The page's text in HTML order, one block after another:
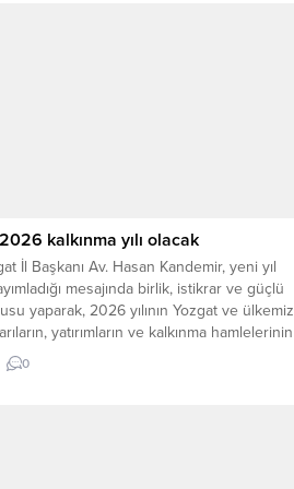
kalkınma yılı olacak
İl Başkanı Av. Hasan Kandemir, yeni yıl
mesajında birlik, istikrar ve güçlü
yaparak, 2026 yılının Yozgat ve ülkemiz
yatırımların ve kalkınma hamlelerinin
ifade etti. Geride kalan yılı hizmet ve eser
değerlendirdiklerini belirten Başkan
0